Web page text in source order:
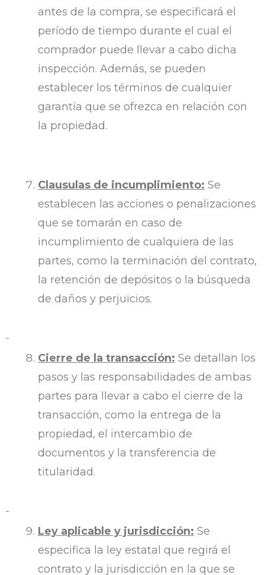
antes de la compra, se especificará el
período de tiempo durante el cual el
comprador puede llevar a cabo dicha
inspección. Además, se pueden
establecer los términos de cualquier
garantía que se ofrezca en relación con
la propiedad.
Clausulas de incumplimiento: Se
establecen las acciones o penalizaciones
que se tomarán en caso de
incumplimiento de cualquiera de las
partes, como la terminación del contrato,
la retención de depósitos o la búsqueda
de daños y perjuicios.
Cierre de la transacción: Se detallan los
pasos y las responsabilidades de ambas
partes para llevar a cabo el cierre de la
transacción, como la entrega de la
propiedad, el intercambio de
documentos y la transferencia de
titularidad.
Ley aplicable y jurisdicción: Se
especifica la ley estatal que regirá el
contrato y la jurisdicción en la que se